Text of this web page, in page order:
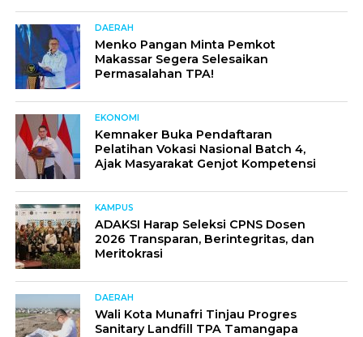
DAERAH
Menko Pangan Minta Pemkot
Makassar Segera Selesaikan
Permasalahan TPA!
EKONOMI
Kemnaker Buka Pendaftaran
Pelatihan Vokasi Nasional Batch 4,
Ajak Masyarakat Genjot Kompetensi
KAMPUS
ADAKSI Harap Seleksi CPNS Dosen
2026 Transparan, Berintegritas, dan
Meritokrasi
DAERAH
Wali Kota Munafri Tinjau Progres
Sanitary Landfill TPA Tamangapa